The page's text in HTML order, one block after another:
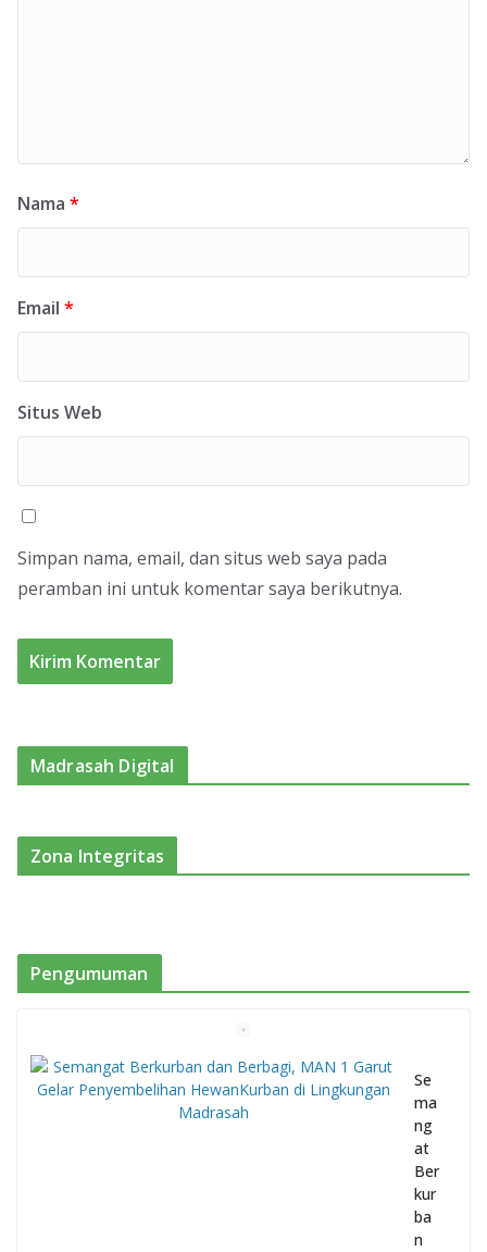
Nama *
Email *
Situs Web
Simpan nama, email, dan situs web saya pada
peramban ini untuk komentar saya berikutnya.
Madrasah Digital
Zona Integritas
Pengumuman
Se
ma
ng
at
Ber
kur
ba
n